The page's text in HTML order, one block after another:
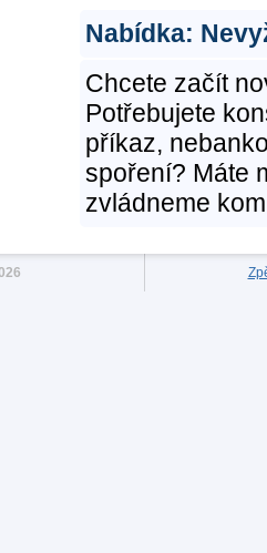
Nabídka:
Chcete začít
Potřebujete
příkaz,
spoření? Máte
zvládneme